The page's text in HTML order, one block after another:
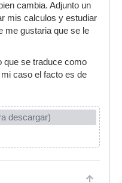
cambia. Adjunto un
mis calculos y estudiar
me gustaria que se le
que se traduce como
caso el facto es de
descargar)